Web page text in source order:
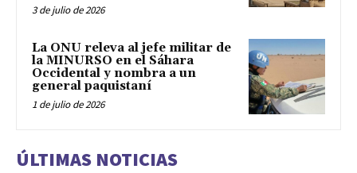
3 de julio de 2026
La ONU releva al jefe militar de
la MINURSO en el Sáhara
Occidental y nombra a un
general paquistaní
1 de julio de 2026
ÚLTIMAS NOTICIAS